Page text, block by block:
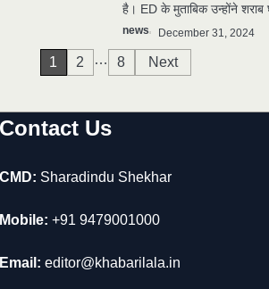
है। ED के मुताबिक उन्होंने
news December 31, 2024
1 2 … 8 Next
Contact Us
CMD: Sharadindu Shekhar
Mobile: +91 9479001000
Email: editor@khabarilala.in